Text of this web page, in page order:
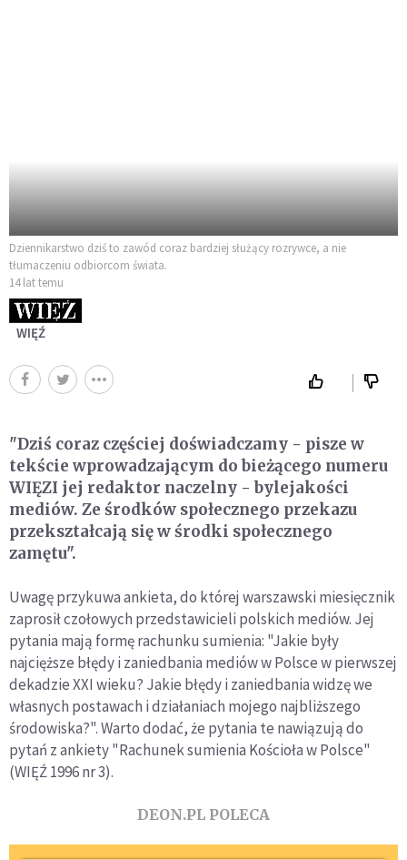
Dziennikarstwo dziś to zawód coraz bardziej służący rozrywce, a nie
tłumaczeniu odbiorcom świata.
14 lat temu
WIĘŹ
"Dziś coraz częściej doświadczamy - pisze w
tekście wprowadzającym do bieżącego numeru
WIĘZI jej redaktor naczelny - bylejakości
mediów. Ze środków społecznego przekazu
przekształcają się w środki społecznego
zamętu".
Uwagę przykuwa ankieta, do której warszawski miesięcznik
zaprosił czołowych przedstawicieli polskich mediów. Jej
pytania mają formę rachunku sumienia: "Jakie były
najcięższe błędy i zaniedbania mediów w Polsce w pierwszej
dekadzie XXI wieku? Jakie błędy i zaniedbania widzę we
własnych postawach i działaniach mojego najbliższego
środowiska?". Warto dodać, że pytania te nawiązują do
pytań z ankiety "Rachunek sumienia Kościoła w Polsce"
(WIĘŹ 1996 nr 3).
DEON.PL POLECA